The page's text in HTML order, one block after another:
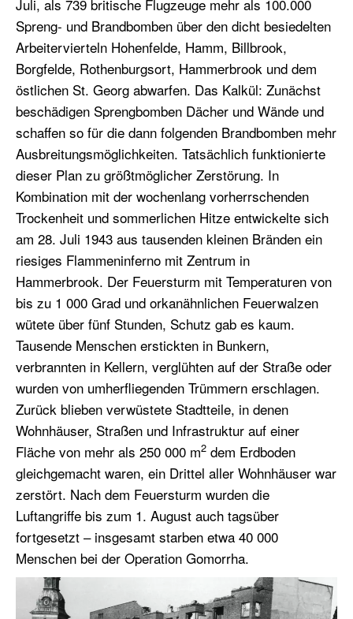
Juli, als 739 britische Flugzeuge mehr als 100.000
Spreng- und Brandbomben über den dicht besiedelten
Arbeitervierteln Hohenfelde, Hamm, Billbrook,
Borgfelde, Rothenburgsort, Hammerbrook und dem
östlichen St. Georg abwarfen. Das Kalkül: Zunächst
beschädigen Sprengbomben Dächer und Wände und
schaffen so für die dann folgenden Brandbomben mehr
Ausbreitungsmöglichkeiten. Tatsächlich funktionierte
dieser Plan zu größtmöglicher Zerstörung. In
Kombination mit der wochenlang vorherrschenden
Trockenheit und sommerlichen Hitze entwickelte sich
am 28. Juli 1943 aus tausenden kleinen Bränden ein
riesiges Flammeninferno mit Zentrum in
Hammerbrook. Der Feuersturm mit Temperaturen von
bis zu 1 000 Grad und orkanähnlichen Feuerwalzen
wütete über fünf Stunden, Schutz gab es kaum.
Tausende Menschen erstickten in Bunkern,
verbrannten in Kellern, verglühten auf der Straße oder
wurden von umherfliegenden Trümmern erschlagen.
Zurück blieben verwüstete Stadtteile, in denen
Wohnhäuser, Straßen und Infrastruktur auf einer
Fläche von mehr als 250 000 m2 dem Erdboden
gleichgemacht waren, ein Drittel aller Wohnhäuser war
zerstört. Nach dem Feuersturm wurden die
Luftangriffe bis zum 1. August auch tagsüber
fortgesetzt – insgesamt starben etwa 40 000
Menschen bei der Operation Gomorrha.